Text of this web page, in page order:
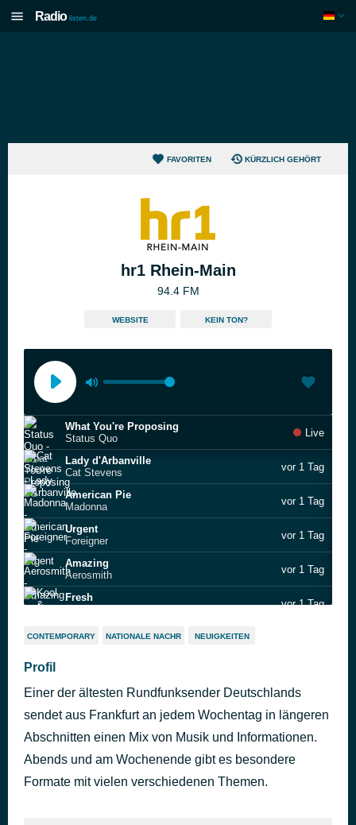
Radio listen.de
FAVORITEN KÜRZLICH GEHÖRT
hr1 Rhein-Main
94.4 FM
WEBSITE KEIN TON?
What You're Proposing
Status Quo
Live
Lady d'Arbanville
Cat Stevens
vor 1 Tag
American Pie
Madonna
vor 1 Tag
Urgent
Foreigner
vor 1 Tag
Amazing
Aerosmith
vor 1 Tag
Fresh
vor 1 Tag
Runaway Train
Midnight Man
Flash And The Pan
Slave To Love
vor 1 Tag
CONTEMPORARY NATIONALE NACHR NEUIGKEITEN
Profil
Einer der ältesten Rundfunksender Deutschlands
sendet aus Frankfurt an jedem Wochentag in längeren
Abschnitten einen Mix von Musik und Informationen.
Abends und am Wochenende gibt es besondere
Formate mit vielen verschiedenen Themen.